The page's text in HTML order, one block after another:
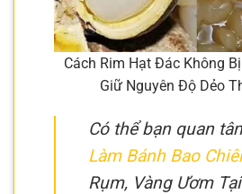
Cách Rim Hạt Đác Không
Giữ Nguyên Độ Dẻo
Có thể bạn quan
Làm Bánh Bao
Rụm, Vàng Ươm